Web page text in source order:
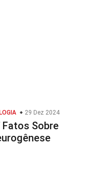
29 Dez 2024
Fatos Sobre